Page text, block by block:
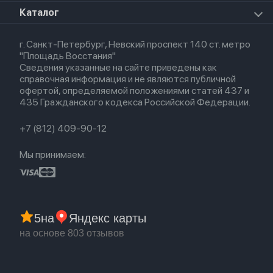
Apple Watch SE 2022
Airpods 3
Airpods (1-е)
EarPods
HomePod 2
Для Macbook
О магазине
Политика конфиденциальности
Оплата и доставка
Партнерская программа
Гарантия
Обмен и возврат
Бонусы
Каталог
Новые поступления
Популярное
Акции
г. Санкт-Петербург, Невский проспект 140 ст. метро
"Площадь Восстания"
Сведения указанные на сайте приведены как
справочная информация и не являются публичной
офертой, определяемой положениями статей 437 и
435 Гражданского кодекса Российской Федерации.
+7 (812) 409-90-12
Мы принимаем:
5на Яндекс карты
на основе 803 отзывов